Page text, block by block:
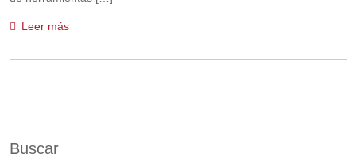
Leer más
Buscar